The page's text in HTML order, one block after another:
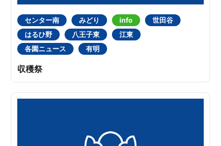
センター南 みどり info
世田谷
はるひ野
八王子東
江東
各園ニュース
有明
収穫祭